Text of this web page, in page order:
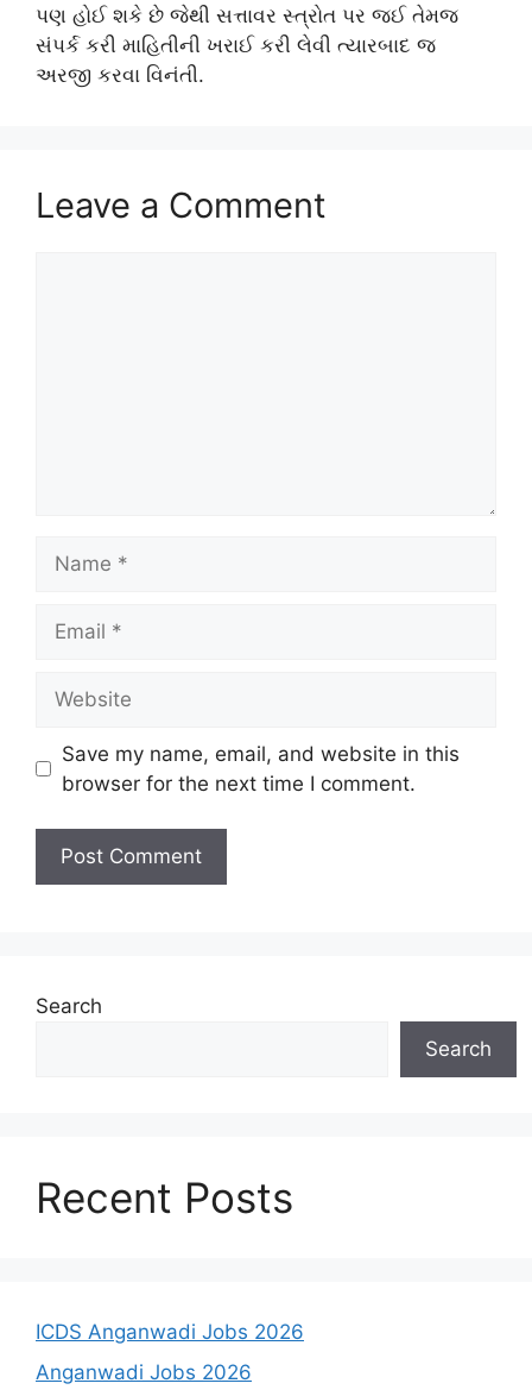
પણ હોઈ શકે છે જેથી સત્તાવર સ્ત્રોત પર જઈ તેમજ
સંપર્ક કરી માહિતીની ખરાઈ કરી લેવી ત્યારબાદ જ
અરજી કરવા વિનંતી.
Leave a Comment
Save my name, email, and website in this
browser for the next time I comment.
Search
Search
Recent Posts
ICDS Anganwadi Jobs 2026
Anganwadi Jobs 2026